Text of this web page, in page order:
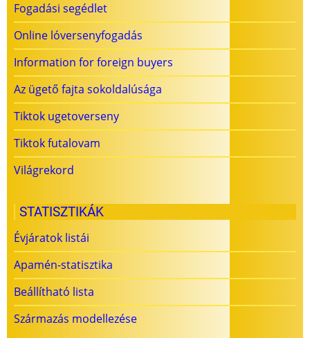
Fogadási segédlet
Online lóversenyfogadás
Information for foreign buyers
Az ügető fajta sokoldalúsága
Tiktok ugetoverseny
Tiktok futalovam
Világrekord
STATISZTIKÁK
Évjáratok listái
Apamén-statisztika
Beállítható lista
Származás modellezése